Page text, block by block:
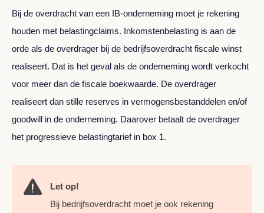
Bij de overdracht van een IB-onderneming moet je rekening
houden met belastingclaims. Inkomstenbelasting is aan de
orde als de overdrager bij de bedrijfsoverdracht fiscale winst
realiseert. Dat is het geval als de onderneming wordt verkocht
voor meer dan de fiscale boekwaarde. De overdrager
realiseert dan stille reserves in vermogensbestanddelen en/of
goodwill in de onderneming. Daarover betaalt de overdrager
het progressieve belastingtarief in box 1.
Let op!
Bij bedrijfsoverdracht moet je ook rekening